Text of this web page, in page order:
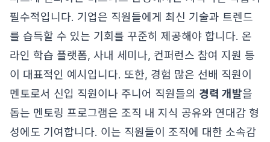
필수적입니다. 기업은 직원들에게 최신 기술과 트렌드
를 습득할 수 있는 기회를 꾸준히 제공해야 합니다. 온
라인 학습 플랫폼, 사내 세미나, 컨퍼런스 참여 지원 등
이 대표적인 예시입니다. 또한, 경험 많은 선배 직원이
멘토로서 신입 직원이나 주니어 직원들의 경력 개발을
돕는 멘토링 프로그램은 조직 내 지식 공유와 연대감 형
성에도 기여합니다. 이는 직원들이 조직에 대한 소속감